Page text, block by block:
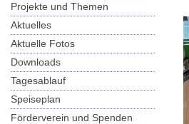
Projekte und Themen
Aktuelles
Aktuelle Fotos
Downloads
Tagesablauf
Speiseplan
Förderverein und Spenden